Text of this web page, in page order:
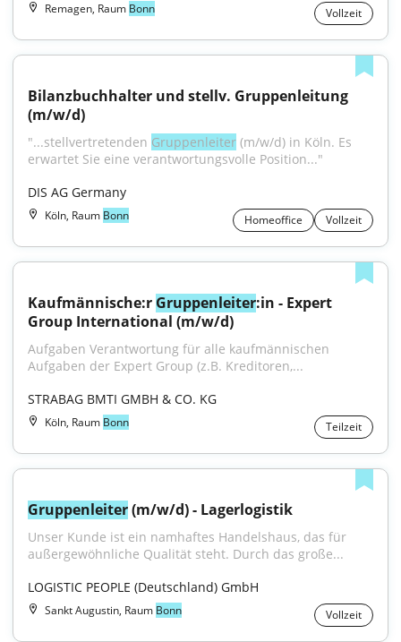
Remagen, Raum Bonn Vollzeit
Bilanzbuchhalter und stellv. Gruppenleitung
(m/w/d)
"...stellvertretenden Gruppenleiter (m/w/d) in Köln. Es
erwartet Sie eine verantwortungsvolle Position..."
DIS AG Germany
Köln, Raum Bonn Homeoffice Vollzeit
Kaufmännische:r Gruppenleiter:in - Expert
Group International (m/w/d)
Aufgaben Verantwortung für alle kaufmännischen
Aufgaben der Expert Group (z.B. Kreditoren,...
STRABAG BMTI GMBH & CO. KG
Köln, Raum Bonn Teilzeit
Gruppenleiter (m/w/d) - Lagerlogistik
Unser Kunde ist ein namhaftes Handelshaus, das für
außergewöhnliche Qualität steht. Durch das große...
LOGISTIC PEOPLE (Deutschland) GmbH
Sankt Augustin, Raum Bonn Vollzeit